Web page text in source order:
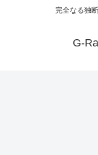
完全なる独
G-